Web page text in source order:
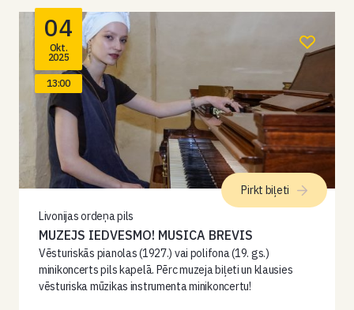
04
Okt.
2025
13:00
Livonijas ordeņa pils
MUZEJS IEDVESMO! MUSICA BREVIS
Vēsturiskās pianolas (1927.) vai polifona (19. gs.)
minikoncerts pils kapelā. Pērc muzeja biļeti un klausies
vēsturiska mūzikas instrumenta minikoncertu!
Pirkt biļeti